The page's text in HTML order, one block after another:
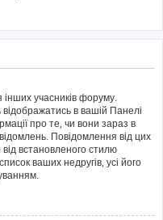
інших учасників форуму.
відображатись в вашій Панелі
про те, чи вони зараз в
Повідомлення від цих
встановленого стилю
ваших недругів, усі його